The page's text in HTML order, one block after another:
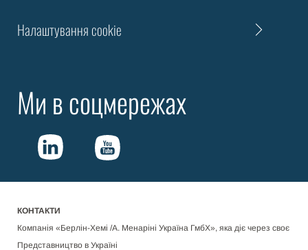
Налаштування cookie
Ми в соцмережах
КОНТАКТИ
Компанія «Берлін-Хемі /А. Менаріні Україна ГмбХ», яка діє через своє
Представництво в Україні